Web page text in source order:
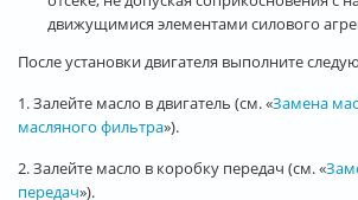
движущимися элементами силового
После установки двигателя выполните
1. Залейте масло в двигатель (см. «Замена
масляного фильтра»).
2. Залейте масло в коробку передач (см. «
передач»).